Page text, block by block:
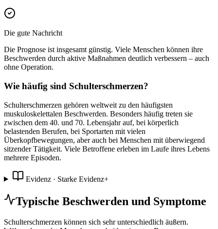
Die gute Nachricht
Die Prognose ist insgesamt günstig. Viele Menschen können ihre
Beschwerden durch aktive Maßnahmen deutlich verbessern – auch
ohne Operation.
Wie häufig sind Schulterschmerzen?
Schulterschmerzen gehören weltweit zu den häufigsten
muskuloskelettalen Beschwerden. Besonders häufig treten sie
zwischen dem 40. und 70. Lebensjahr auf, bei körperlich
belastenden Berufen, bei Sportarten mit vielen
Überkopfbewegungen, aber auch bei Menschen mit überwiegend
sitzender Tätigkeit. Viele Betroffene erleben im Laufe ihres Lebens
mehrere Episoden.
Evidenz · Starke Evidenz+
Typische Beschwerden und Symptome
Schulterschmerzen können sich sehr unterschiedlich äußern.